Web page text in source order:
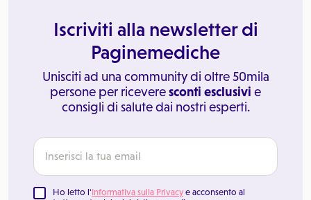
Iscriviti alla newsletter di
Paginemediche
Unisciti ad una community di oltre 50mila
persone per riceveresconti esclusivi e
consigli di salute dai nostri esperti.
Ho letto l'Informativa sulla Privacy e acconsento al